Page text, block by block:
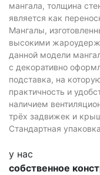
мангала, толщина
является как
Мангалы,
высокими
данной модели
с декоративно
подставка, на
практичность и
наличием
трёх задвижек и
Стандартная
у нас
собственное